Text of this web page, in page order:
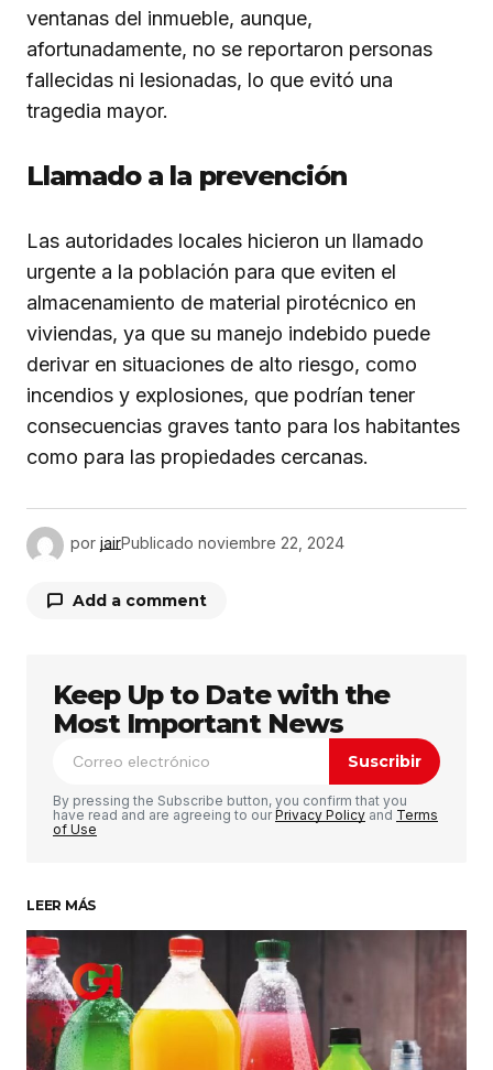
ventanas del inmueble, aunque,
afortunadamente, no se reportaron personas
fallecidas ni lesionadas, lo que evitó una
tragedia mayor.
Llamado a la prevención
Las autoridades locales hicieron un llamado
urgente a la población para que eviten el
almacenamiento de material pirotécnico en
viviendas, ya que su manejo indebido puede
derivar en situaciones de alto riesgo, como
incendios y explosiones, que podrían tener
consecuencias graves tanto para los habitantes
como para las propiedades cercanas.
por jairPublicado noviembre 22, 2024
Add a comment
Tu dirección de correo electrónico no será
publicada. Los campos obligatorios están
marcados con*
Comentario *
Su nombre*
Tu correo electrónico*
Guardar mi nombre, correo electrónico y sitio
Keep Up to Date with the
Most Important News
Suscribir
By pressing the Subscribe button, you confirm that you
have read and are agreeing to ourPrivacy Policy and Terms
of Use
LEER MÁS